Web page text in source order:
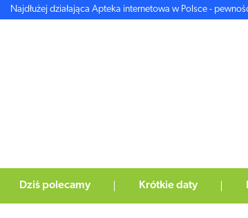
Najdłużej działająca Apteka internetowa w Polsce -
Dziś polecamy Krótkie daty